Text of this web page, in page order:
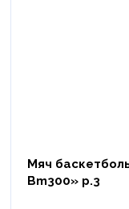
Мяч
Bm300» р.3